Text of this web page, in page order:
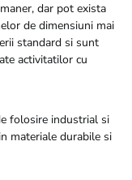
dar pot exista
de dimensiuni mai
standard si sunt
activitatilor cu
folosire industrial si
materiale durabile si